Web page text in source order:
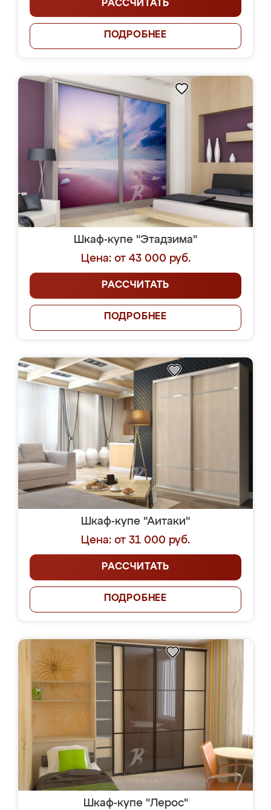
РАССЧИТАТЬ
ПОДРОБНЕЕ
Шкаф-купе "Этадзима"
Цена: от 43 000 руб.
РАССЧИТАТЬ
ПОДРОБНЕЕ
Шкаф-купе "Аитаки"
Цена: от 31 000 руб.
РАССЧИТАТЬ
ПОДРОБНЕЕ
Шкаф-купе "Лерос"